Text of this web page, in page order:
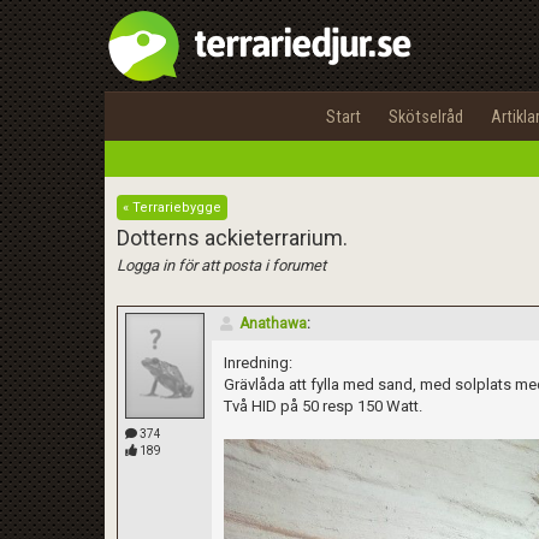
Start Skötselråd Artiklar
« Terrariebygge
Dotterns ackieterrarium.
Logga in för att posta i forumet
374
189
Anathawa:
Inredning:
Grävlåda att fylla med sand, med solplats
Två HID på 50 resp 150 Watt.